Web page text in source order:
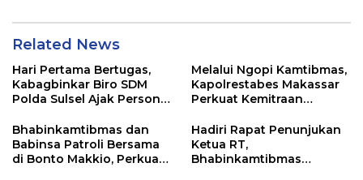
Related News
Hari Pertama Bertugas,
Kabagbinkar Biro SDM
Polda Sulsel Ajak Personel
Kebersihan
Melalui Ngopi Kamtibmas,
Kapolrestabes Makassar
Perkuat Kemitraan
Bhabinkamtibmas dan
Babinsa Patroli Bersama
di Bonto Makkio, Perkuat
Hadiri Rapat Penunjukan
Ketua RT,
Bhabinkamtibmas